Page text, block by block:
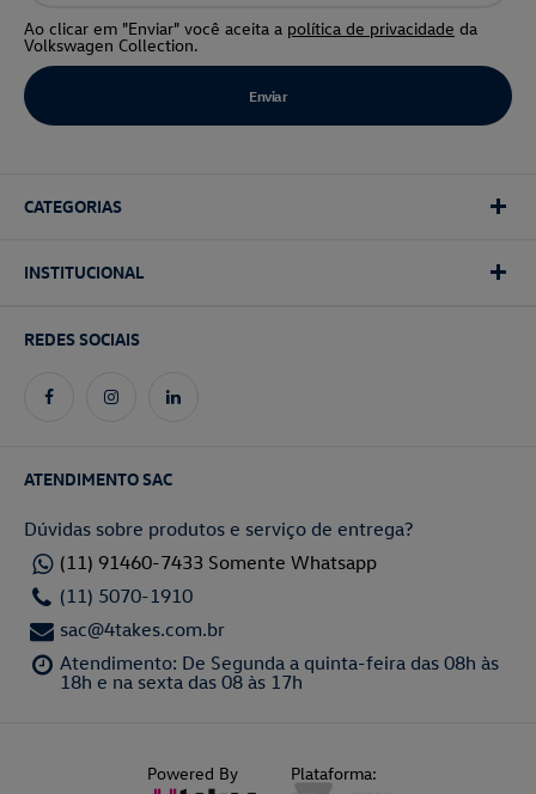
Ao clicar em "Enviar" você aceita a política de privacidade da
Volkswagen Collection.
CATEGORIAS
INSTITUCIONAL
REDES SOCIAIS
ATENDIMENTO SAC
Dúvidas sobre produtos e serviço de entrega?
(11) 91460-7433 Somente Whatsapp
(11) 5070-1910
sac@4takes.com.br
Atendimento: De Segunda a quinta-feira das 08h às
18h e na sexta das 08 às 17h
Powered By Plataforma: